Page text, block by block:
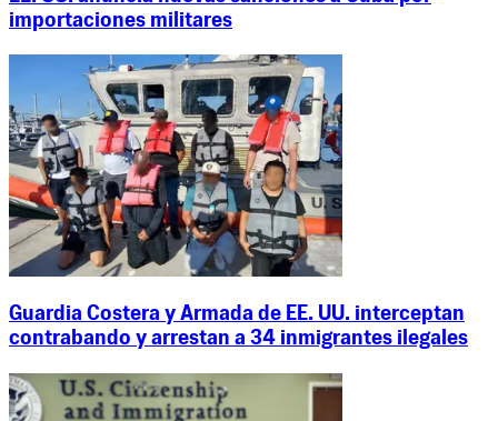
importaciones militares
Guardia Costera y Armada de EE. UU. interceptan
contrabando y arrestan a 34 inmigrantes ilegales